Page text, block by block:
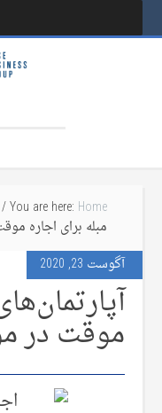
You are here: Home
مبله برای اجاره
آگوست 23, 2020
موقت در